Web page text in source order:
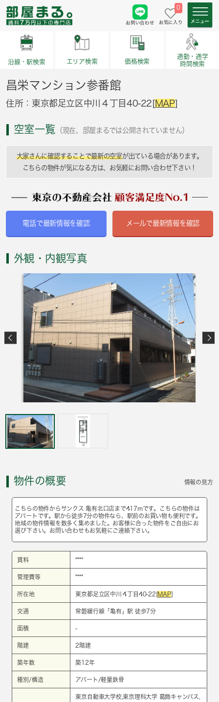
お問い合わせ
0
お気に入り
沿線・駅検索 エリア検索 価格検索
通勤・通学
時間検索
昌栄マンション参番館
住所：東京都足立区中川４丁目40-22[MAP]
空室一覧 （現在、部屋まるでは公開されていません）
大家さんに確認することで最新の空室が出ている場合があります。
こちらの物件が気になる方は、お気軽にお問い合わせ下さい！
電話で最新情報を確認 メールで最新情報を確認
外観・内観写真
物件の概要 情報の見方
こちらの物件からサンクス 亀有北口店まで417mです。こちらの物件は
アパートです。駅から徒歩7分の物件なら、駅前のお買い物も便利です。
地域の物件情報を数多く集めました。お客様に合った物件をご自由にお
選び下さい。お問い合わせもお気軽にご連絡下さい。
賃料 ****
管理費等 ****
所在地 東京都足立区中川４丁目40-22[MAP]
交通 常磐緩行線 「亀有」駅 徒歩7分
面積 -
階建 2階建
築年数 築12年
種別/構造 アパート/軽量鉄骨
東京自動車大学校,東京理科大学 葛飾キャンパス,